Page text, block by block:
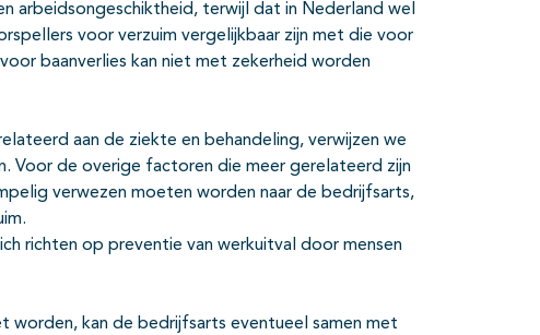
arbeidsongeschiktheid, terwijl dat in Nederland wel
voor verzuim vergelijkbaar zijn met die voor
baanverlies kan niet met zekerheid worden
aan de ziekte en behandeling, verwijzen we
Voor de overige factoren die meer gerelateerd zijn
verwezen moeten worden naar de bedrijfsarts,
richten op preventie van werkuitval door mensen
worden, kan de bedrijfsarts eventueel samen met